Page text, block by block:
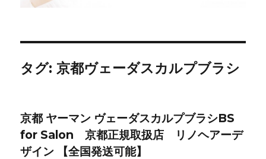
タグ: 京都ヴェーダスカルプブラシ
京都 ヤーマン ヴェーダスカルプブラシBS
for Salon 京都正規取扱店 リノヘアーデ
ザイン 【全国発送可能】